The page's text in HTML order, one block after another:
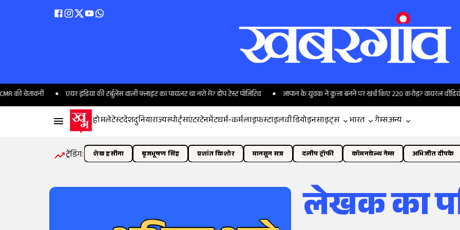
एयर इंडिया की टर्बुलेंस वाली फ्लाइट का पायलट था नशे में? डोप टेस्ट पॉजिटिव जापान के युवक ने कुत्ता बनने पर खर्च किए 220 करोड़? वायरल वीडियो का सच
होमलेटेस्टदेशदुनियाराज्यस्पोर्ट्सएंटरटेनमेंटधर्म-कर्मलाइफस्टाइलवीडियोइनसाइट्स भारत गेम्सअन्य
ट्रेंडिंग: शेख हसीना बृजभूषण सिंह प्रशांत किशोर मानसून सत्र दलीप ट्रॉफी कॉमनवेल्थ गेम्स अभिजीत दीपके
लेखक का